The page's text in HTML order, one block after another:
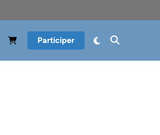
Participer